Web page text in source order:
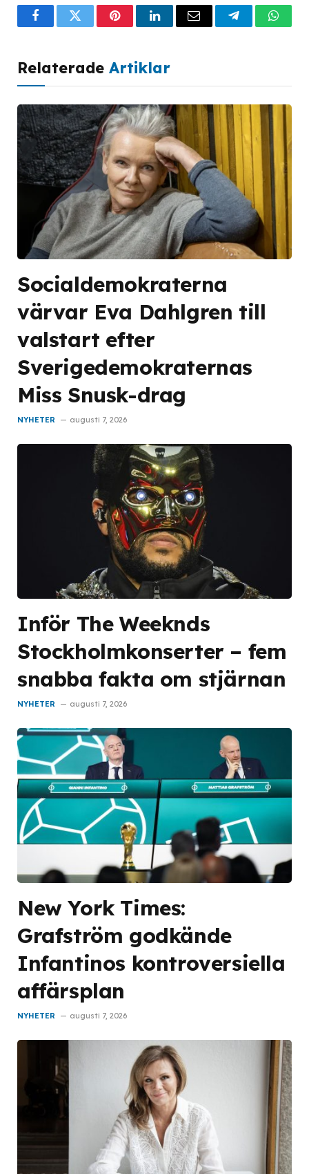
FacebookTwitterPinterestLinkedInEmail Telegram
Relaterade Artiklar
Socialdemokraterna
värvar Eva Dahlgren till
valstart efter
Sverigedemokraternas
Miss Snusk-drag
NYHETER augusti 7, 2026
Inför The Weeknds
Stockholmkonserter – fem
snabba fakta om stjärnan
NYHETER augusti 7, 2026
New York Times:
Grafström godkände
Infantinos kontroversiella
affärsplan
NYHETER augusti 7, 2026